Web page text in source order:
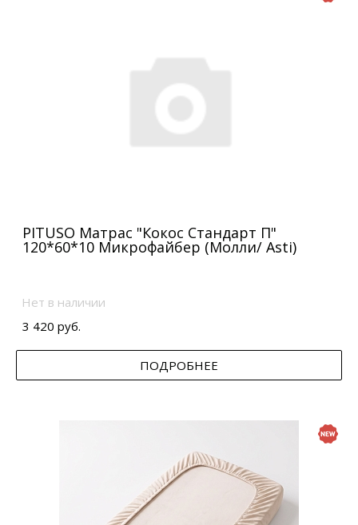
PITUSO Матрас "Кокос Стандарт П"
120*60*10 Микрофайбер (Молли/ Asti)
Нет в наличии
3 420 руб.
ПОДРОБНЕЕ